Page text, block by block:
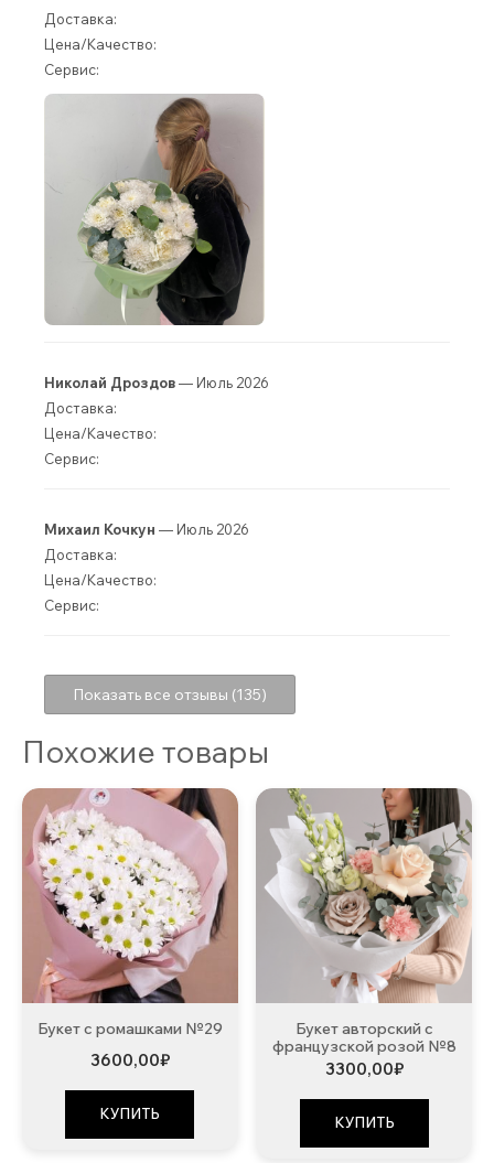
Доставка:
Цена/Качество:
Сервис:
Николай Дроздов— Июль 2026
Доставка:
Цена/Качество:
Сервис:
Михаил Кочкун — Июль 2026
Доставка:
Цена/Качество:
Сервис:
Показать все отзывы (135)
Похожие товары
Букет с ромашками №29
3600,00₽
КУПИТЬ
Букет авторский с
французской розой №8
3300,00₽
КУПИТЬ